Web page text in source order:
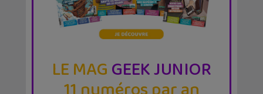
LE MAGGEEK JUNIOR